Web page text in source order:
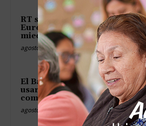
RT se queda sin micrófono en
Europa y hasta el eco tiene
miedo de hablar
agosto 9, 2026
El Banco Mundial aconseja
usar IA barata o quedarse
como en la era de las cavernas
agosto 9, 2026